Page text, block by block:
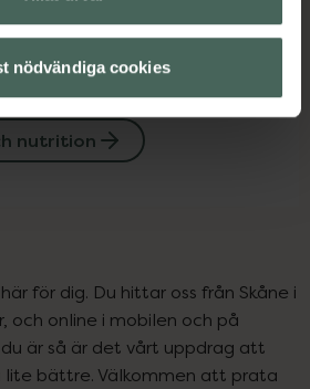
nödvändiga cookies
inom
nutrition
för dig. Du hittar oss från Skåne i
och online i mobilen och på
är så är det vårt uppdrag att
bättre. Välkommen att prata